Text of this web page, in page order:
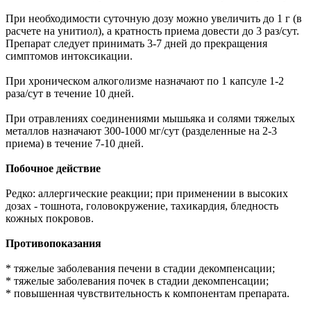
При необходимости суточную дозу можно увеличить до 1 г (в
расчете на унитиол), а кратность приема довести до 3 раз/сут.
Препарат следует принимать 3-7 дней до прекращения
симптомов интоксикации.
При хроническом алкоголизме назначают по 1 капсуле 1-2
раза/сут в течение 10 дней.
При отравлениях соединениями мышьяка и солями тяжелых
металлов назначают 300-1000 мг/сут (разделенные на 2-3
приема) в течение 7-10 дней.
Побочное действие
Редко: аллергические реакции; при применении в высоких
дозах - тошнота, головокружение, тахикардия, бледность
кожных покровов.
Противопоказания
* тяжелые заболевания печени в стадии декомпенсации;
* тяжелые заболевания почек в стадии декомпенсации;
* повышенная чувствительность к компонентам препарата.